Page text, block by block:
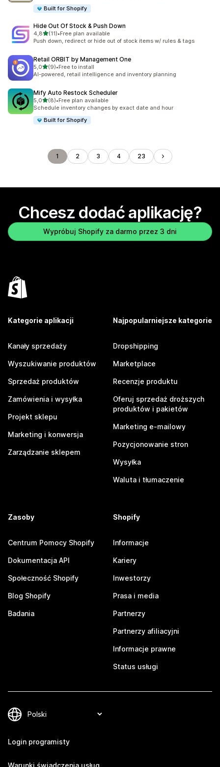
Built for Shopify
Hide Out Of Stock & Push Down
4,8na 5 gwiazdek
(11)
Łączna liczba recenzji: 11
•Free plan available
Push down, redirect or hide out of stock items w/ rules & tags
Retail ORBIT by Management One
5,0na 5 gwiazdek
(9)
Łączna liczba recenzji: 9
•Free to install
AI-powered, retail intelligence and inventory planning
Mify Auto Restock Scheduler
5,0na 5 gwiazdek
(8)
Łączna liczba recenzji: 8
•Free plan available
Schedule inventory changes by exact date and hour
Built for Shopify
1 2 3 4 23
Chcesz dodać aplikację?
Wypróbuj Shopify za darmo przez 3 dni
Kategorie aplikacji
Kanały sprzedaży
Wyszukiwanie produktów
Sprzedaż produktów
Zamówienia i wysyłka
Projekt sklepu
Marketing i konwersja
Zarządzanie sklepem
Najpopularniejsze kategorie
Dropshipping
Marketplace
Recenzje produktu
Oferuj sprzedaż droższych
produktów i pakietów
Marketing e-mailowy
Pozycjonowanie stron
Wysyłka
Waluta i tłumaczenie
Zasoby
Centrum Pomocy Shopify
Dokumentacja API
Społeczność Shopify
Blog Shopify
Badania
Shopify
Informacje
Kariery
Inwestorzy
Prasa i media
Partnerzy
Partnerzy afiliacyjni
Informacje prawne
Status usługi
Login programisty
Warunki świadczenia usług